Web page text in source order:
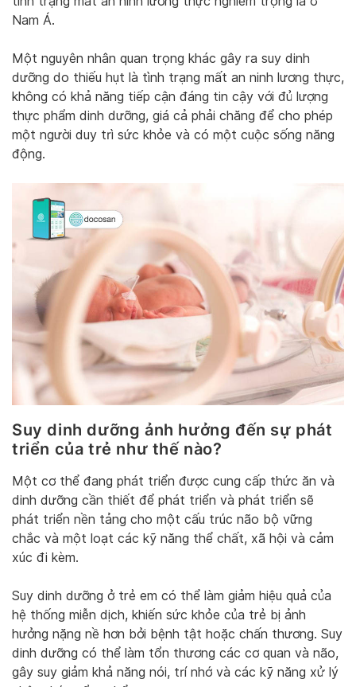
Nam Á.
Một nguyên nhân quan trọng khác gây ra suy dinh
dưỡng do thiếu hụt là tình trạng mất an ninh lương thực,
không có khả năng tiếp cận đáng tin cậy với đủ lượng
thực phẩm dinh dưỡng, giá cả phải chăng để cho phép
một người duy trì sức khỏe và có một cuộc sống năng
động.
Suy dinh dưỡng ảnh hưởng đến sự phát
triển của trẻ như thế nào?
Một cơ thể đang phát triển được cung cấp thức ăn và
dinh dưỡng cần thiết để phát triển và phát triển sẽ
phát triển nền tảng cho một cấu trúc não bộ vững
chắc và một loạt các kỹ năng thể chất, xã hội và cảm
xúc đi kèm.
Suy dinh dưỡng ở trẻ em có thể làm giảm hiệu quả của
hệ thống miễn dịch, khiến sức khỏe của trẻ bị ảnh
hưởng nặng nề hơn bởi bệnh tật hoặc chấn thương. Suy
dinh dưỡng có thể làm tổn thương các cơ quan và não,
gây suy giảm khả năng nói, trí nhớ và các kỹ năng xử lý